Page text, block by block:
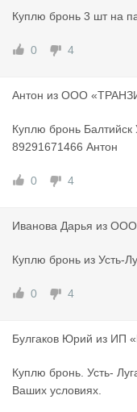
Куплю бронь 3 шт на
0 4
Антон из ООО
Куплю бронь Балтийск
89291671466 Антон
0 4
Иванова Дарья из ООО
Куплю бронь из Усть-
0 4
Булгаков Юрий из ИП
Куплю бронь. Усть-
Ваших условиях.